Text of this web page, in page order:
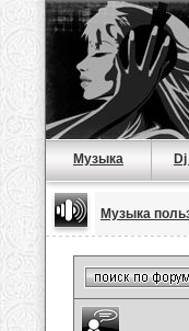
Музыка
Музыка